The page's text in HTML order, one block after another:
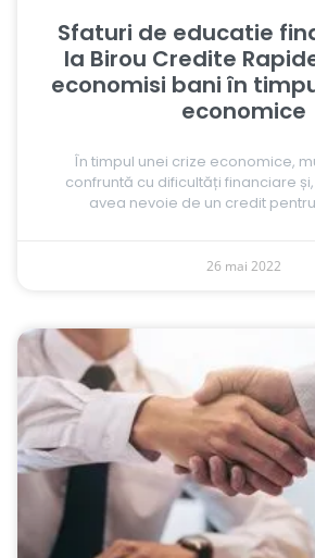
Sfaturi de educatie
la Birou Credite
economisi bani în
economice
În timpul unei crize economice,
confruntă cu dificultăți financiare
avea nevoie de un credit
26 mai 2022